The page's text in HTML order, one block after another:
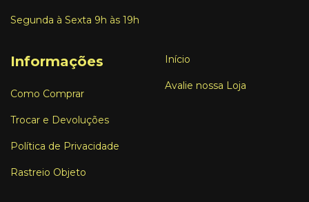
Segunda à Sexta 9h às 19h
Informações
Como Comprar
Trocar e Devoluções
Política de Privacidade
Rastreio Objeto
Início
Avalie nossa Loja